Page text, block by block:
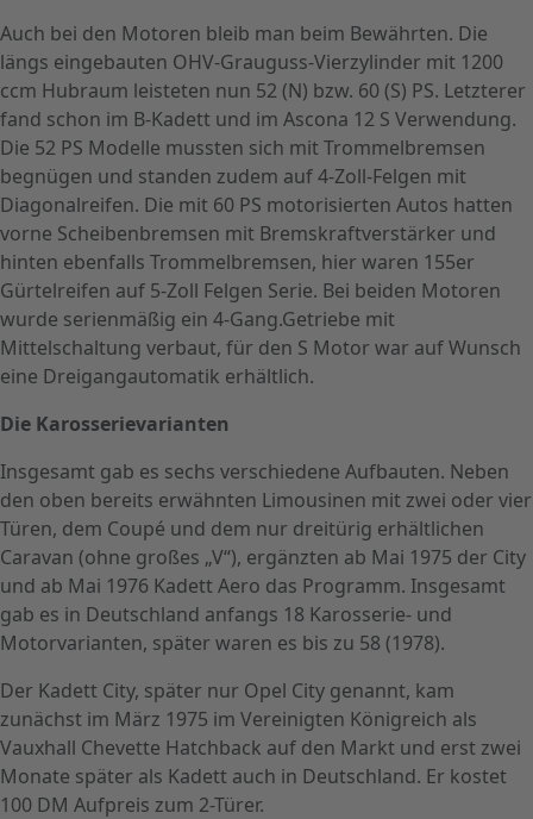
Auch bei den Motoren bleib man beim Bewährten. Die
längs eingebauten OHV-Grauguss-Vierzylinder mit 1200
ccm Hubraum leisteten nun 52 (N) bzw. 60 (S) PS. Letzterer
fand schon im B-Kadett und im Ascona 12 S Verwendung.
Die 52 PS Modelle mussten sich mit Trommelbremsen
begnügen und standen zudem auf 4-Zoll-Felgen mit
Diagonalreifen. Die mit 60 PS motorisierten Autos hatten
vorne Scheibenbremsen mit Bremskraftverstärker und
hinten ebenfalls Trommelbremsen, hier waren 155er
Gürtelreifen auf 5-Zoll Felgen Serie. Bei beiden Motoren
wurde serienmäßig ein 4-Gang.Getriebe mit
Mittelschaltung verbaut, für den S Motor war auf Wunsch
eine Dreigangautomatik erhältlich.
Die Karosserievarianten
Insgesamt gab es sechs verschiedene Aufbauten. Neben
den oben bereits erwähnten Limousinen mit zwei oder vier
Türen, dem Coupé und dem nur dreitürig erhältlichen
Caravan (ohne großes „V“), ergänzten ab Mai 1975 der City
und ab Mai 1976 Kadett Aero das Programm. Insgesamt
gab es in Deutschland anfangs 18 Karosserie- und
Motorvarianten, später waren es bis zu 58 (1978).
Der Kadett City, später nur Opel City genannt, kam
zunächst im März 1975 im Vereinigten Königreich als
Vauxhall Chevette Hatchback auf den Markt und erst zwei
Monate später als Kadett auch in Deutschland. Er kostet
100 DM Aufpreis zum 2-Türer.